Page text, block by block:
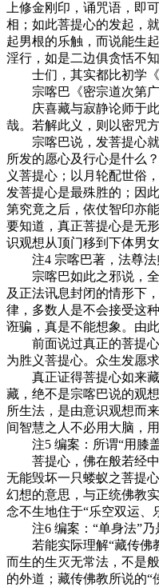
上修金刚印，诵咒语，即
相；如此菩提心的发起，
起男根的乐触，而说能生
淫行，如是二边俱贪恬不
士们，其实都比初学《
宗喀巴《密宗道次第广
庆喜藏与寂静论师于此
哉。若解此义，则以密咒
宗喀巴说，发菩提心就
所发的愿心及行心是什么
义菩提心；以月轮配世俗
发菩提心是最殊胜的；因
第究竟之后，依仗智印亦
要知道，真正菩提心是无
识观想从顶门移到下体男
注4 宗喀巴著，法尊法师
宗喀巴如此之邪说，全
及正法讯息封闭的情形下
律，多数人是不会接受这
诳骗，真是不能想象。由
前面说过真正的菩提心
为胜义菩提心。众生发愿
真正证得菩提心如来藏
藏，绝不是宗喀巴说的观
所生法，是由意识观想而
间智慧之人不必用大脑，
注5 编案：所谓“用膝盖
菩提心，佛在般若经中
无能毁坏一只蝼蚁之菩提
幻想的意思，与正统佛教
念不生地住于“乐空双运、
注6 编案：“单身法”乃
若能实际理解“藏传佛教
而生的生灭无常法，不是
的外道；藏传佛教所说的